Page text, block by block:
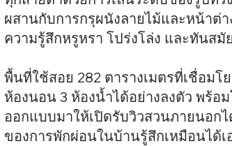
ผสานกับการกรุผนังลายไม้และหน้าต่า
ความรู้สึกหรูหรา โปร่งโล่ง และทันสมั
พื้นที่ใช้สอย 282 ตารางเมตรที่เชื่อมโ
ห้องนอน 3 ห้องน้ำได้อย่างลงตัว พร้อ
ออกแบบมาให้เปิดรับวิวสวนภายนอกไ
ของการพักผ่อนในบ้านรู้สึกเหมือนได้